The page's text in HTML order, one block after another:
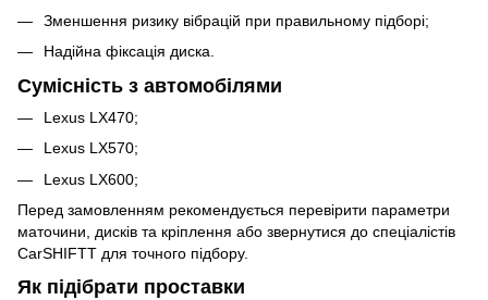
Зменшення ризику вібрацій при правильному підборі;
Надійна фіксація диска.
Сумісність з автомобілями
Lexus LX470;
Lexus LX570;
Lexus LX600;
Перед замовленням рекомендується перевірити параметри
маточини, дисків та кріплення або звернутися до спеціалістів
CarSHIFTT для точного підбору.
Як підібрати проставки